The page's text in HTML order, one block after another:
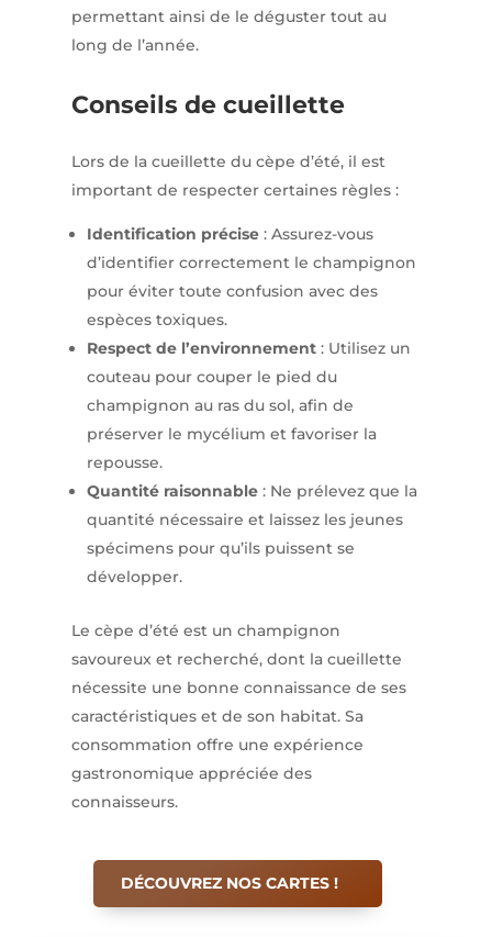
permettant ainsi de le déguster tout au
long de l’année. ​
Conseils de cueillette
Lors de la cueillette du cèpe d’été, il est
important de respecter certaines règles :
Identification précise: Assurez-vous
d’identifier correctement le champignon
pour éviter toute confusion avec des
espèces toxiques.​
Respect de l’environnement: Utilisez un
couteau pour couper le pied du
champignon au ras du sol, afin de
préserver le mycélium et favoriser la
repousse.​
Quantité raisonnable: Ne prélevez que la
quantité nécessaire et laissez les jeunes
spécimens pour qu’ils puissent se
développer.​
Le cèpe d’été est un champignon
savoureux et recherché, dont la cueillette
nécessite une bonne connaissance de ses
caractéristiques et de son habitat. Sa
consommation offre une expérience
gastronomique appréciée des
connaisseurs.
DÉCOUVREZ NOS CARTES !